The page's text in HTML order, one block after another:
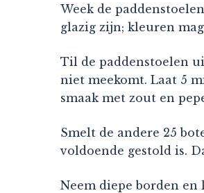
Week de
glazig zijn; kleuren
Til de paddenstoelen
niet meekomt. Laat 5
smaak met zout en
Smelt de andere 25
voldoende gestold is.
Neem diepe borden en